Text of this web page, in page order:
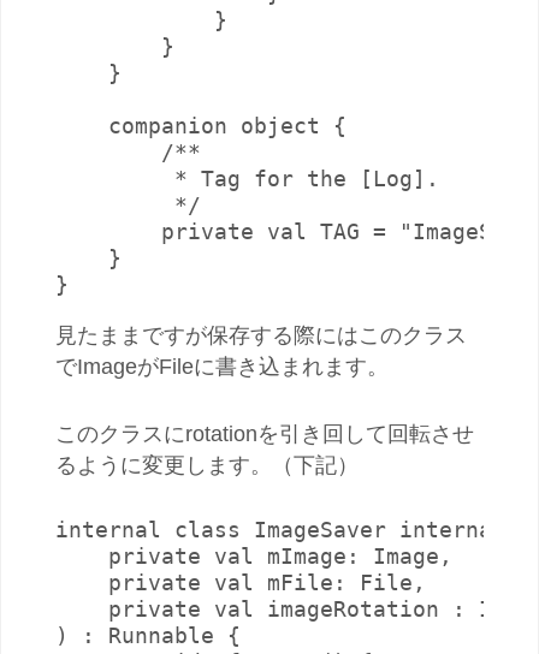
            }
        }
    }
    companion object {
        /**
         * Tag for the [Log].
         */
private val TAG =
    }
}
見たままですが保存する際にはこのクラス
でImageがFileに書き込まれます。
このクラスにrotationを引き回して回転させ
るように変更します。（下記）
internal class ImageSaver internal
    private val mImage: Image,
    private val mFile: File,
    private val imageRotation : Int
) : Runnable {